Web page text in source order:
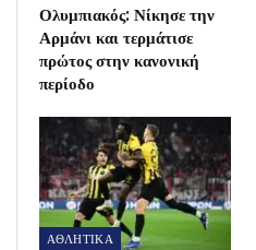
Ολυμπιακός: Νίκησε την
Αρμάνι και τερμάτισε
πρώτος στην κανονική
περίοδο
ΑΘΛΗΤΙΚΑ